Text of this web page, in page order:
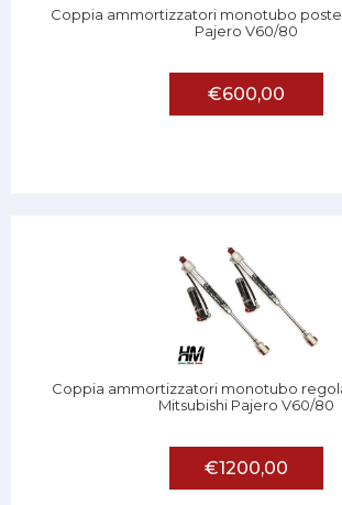
Coppia ammortizzatori monotubo
Pajero V60/80
€600,00
Coppia ammortizzatori monotubo
Mitsubishi Pajero V60/80
€1200,00